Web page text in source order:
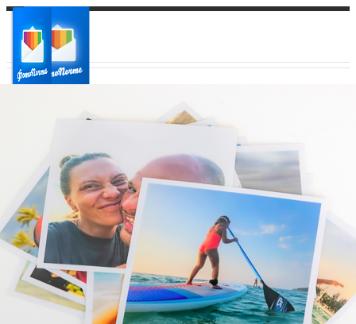
Ваш регион доставки
Выберите из списка: